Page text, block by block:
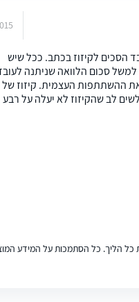
הסכים לקיזוז בכתב. ככל שיש
למשל סכום הלוואה שניתנה
ההשתתפות העצמית. קיזוז של
לב שהקיזוז לא יעלה על רבע
כל הליך. כל הסתמכות על המידע